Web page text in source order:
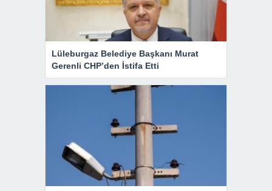
Lüleburgaz Belediye Başkanı Murat
Gerenli CHP’den İstifa Etti